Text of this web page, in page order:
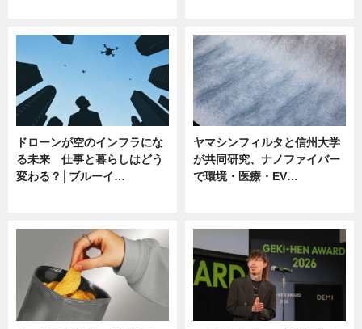
ドローンが空のインフラにな
る未来 仕事と暮らしはどう
変わる？│ブルーイ…
ヤマシンフィルタと信州大学
が共同研究、ナノファイバー
で環境・医療・EV…